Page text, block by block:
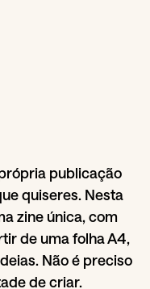
publicação
quiseres. Nesta
zine única, com
de uma folha A4,
Não é preciso
de criar.